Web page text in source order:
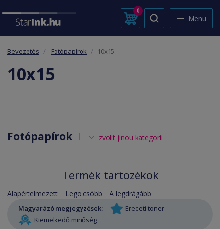
0
Menu
Bevezetés Fotópapírok 10x15
10x15
Fotópapírok zvolit jinou kategorii
Termék tartozékok
Alapértelmezett Legolcsóbb A legdrágább
Magyarázó megjegyzések:
Eredeti toner
Kiemelkedő minőség